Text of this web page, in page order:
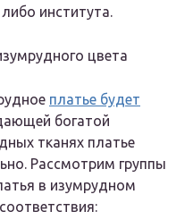
института.
цвета
платье будет
богатой
тканях платье
Рассмотрим группы
в изумрудном